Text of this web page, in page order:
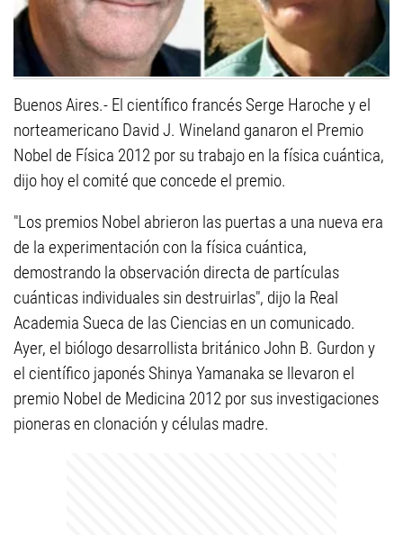
Buenos Aires.- El científico francés Serge Haroche y el
norteamericano David J. Wineland ganaron el Premio
Nobel de Física 2012 por su trabajo en la física cuántica,
dijo hoy el comité que concede el premio.
"Los premios Nobel abrieron las puertas a una nueva era
de la experimentación con la física cuántica,
demostrando la observación directa de partículas
cuánticas individuales sin destruirlas", dijo la Real
Academia Sueca de las Ciencias en un comunicado.
Ayer, el biólogo desarrollista británico John B. Gurdon y
el científico japonés Shinya Yamanaka se llevaron el
premio Nobel de Medicina 2012 por sus investigaciones
pioneras en clonación y células madre.